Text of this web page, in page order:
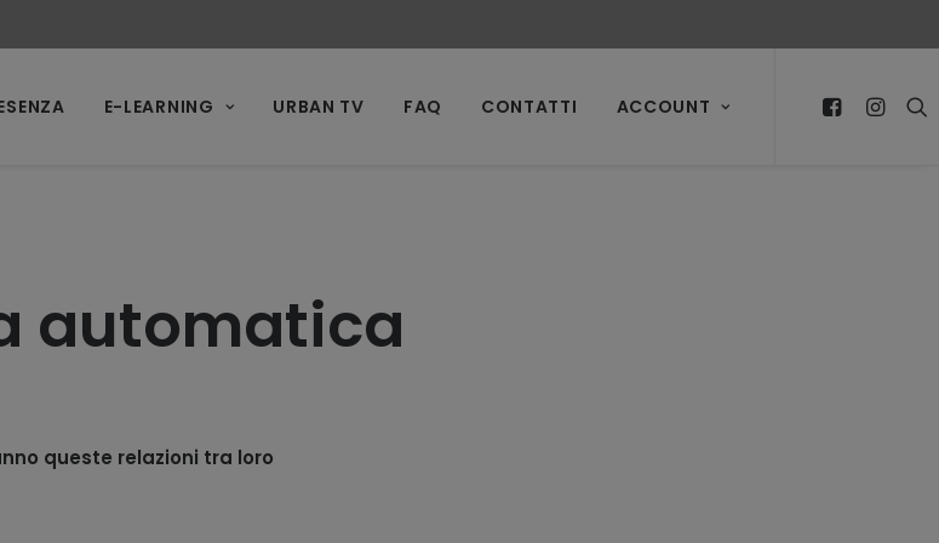
E-LEARNING URBAN TV FAQ CONTATTI ACCOUNT
automatica
queste relazioni tra loro